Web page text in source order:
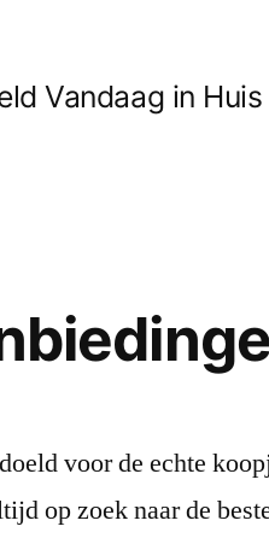
Vandaag in Huis
voor de echte
op zoek naar de